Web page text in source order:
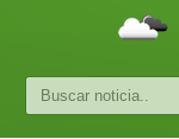
Cultura